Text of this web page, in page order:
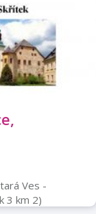
Ves -
3 km 2)